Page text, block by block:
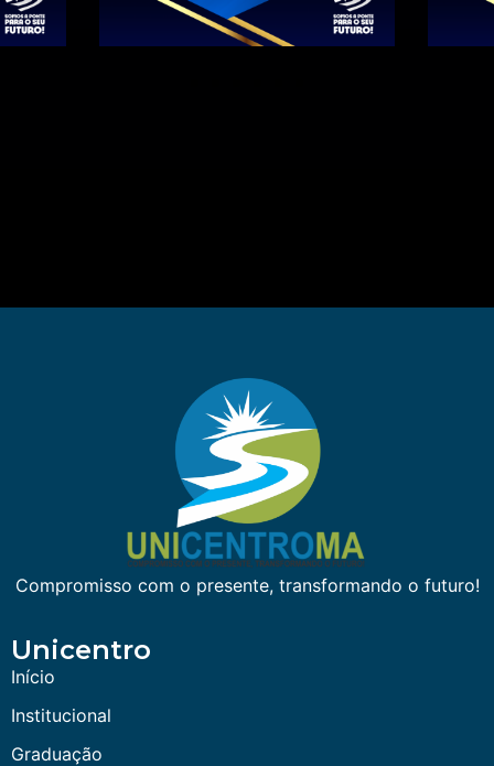
Compromisso com o presente, transformando o futuro!
Unicentro
Início
Institucional
Graduação